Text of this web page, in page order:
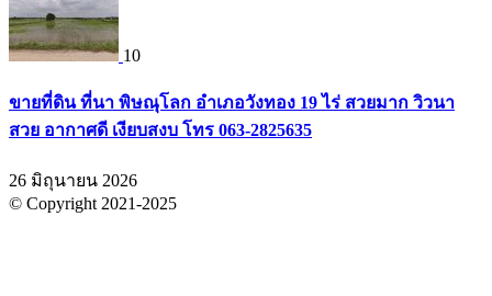
10
ขายที่ดิน ที่นา พิษณุโลก อำเภอวังทอง 19 ไร่ สวยมาก วิวนา
สวย อากาศดี เงียบสงบ โทร 063-2825635
26 มิถุนายน 2026
© Copyright 2021-2025